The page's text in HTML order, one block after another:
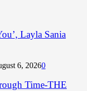
Layla Sania
6, 20260
Time-THE